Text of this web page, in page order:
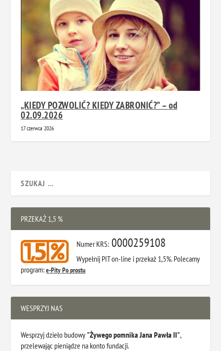
„KIEDY POZWOLIĆ? KIEDY ZABRONIĆ?” – od
02.09.2026
17 czerwca 2026
PRZEKAŻ 1,5 %
Numer KRS: 0000259108
Wypełnij PIT on-line i przekaż 1,5%. Polecamy
program:e-Pity Po prostu
WESPRZYJ NAS
Wesprzyj dzieło budowy "Żywego pomnika Jana Pawła II",
przelewając pieniądze na konto fundacji.